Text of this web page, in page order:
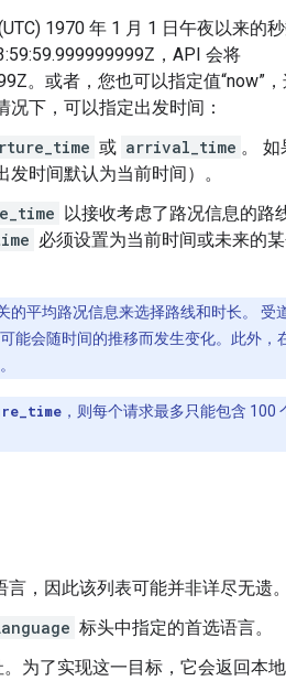
1970 年 1 月 1 日午夜以来的
，API 会将
。或者，您也可以指定值“now”
下，可以指定出发时间：
或 arrival_time 。 如
时间默认为当前时间）。
以接收考虑了路况信息的路
必须设置为当前时间或未来的
平均路况信息来选择路线和时长。 受
能会随时间的推移而发生变化。此外，
，则每个请求最多只能包含 100
，因此该列表可能并非详尽无遗。
标头中指定的首选语言。
为了实现这一目标，它会返回本